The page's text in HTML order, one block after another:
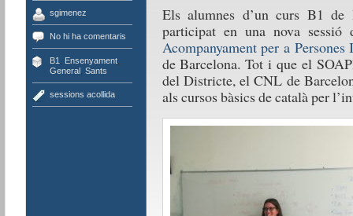
sgimenez
No hi ha comentaris
B1 Ensenyament,
General, Sants
sessions acollida
Els alumnes d’un curs B1 de
participat en una nova
Acompanyament per a
de Barcelona. Tot i que el
del Districte, el CNL de
als cursos bàsics de català per